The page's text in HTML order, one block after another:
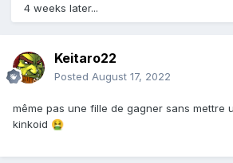
4 weeks later...
Keitaro22
Posted August 17, 2022
même pas une fille de gagner sans mettre
kinkoid 🤮